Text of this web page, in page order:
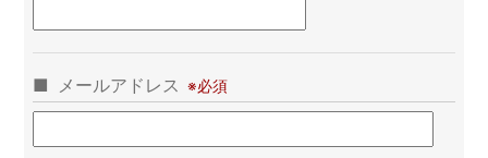
メールアドレス